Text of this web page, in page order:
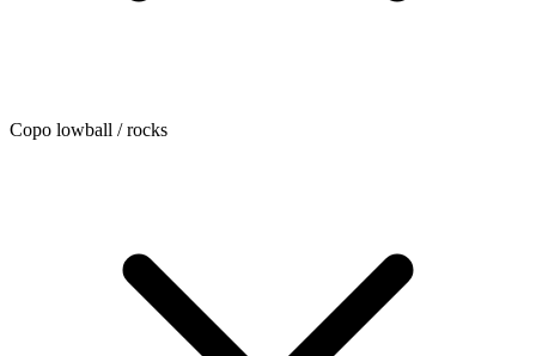
Copo lowball / rocks